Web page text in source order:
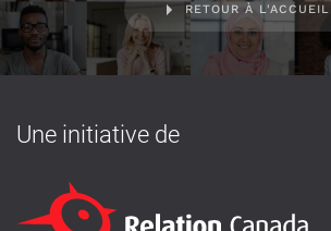
RETOUR À L'ACCUEIL
Une initiative de